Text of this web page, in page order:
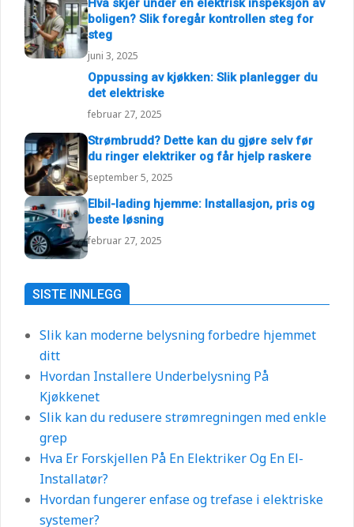
mars 6, 2025
Hva skjer under en elektrisk inspeksjon av
boligen? Slik foregår kontrollen steg for
steg
juni 3, 2025
Oppussing av kjøkken: Slik planlegger du
februar 27, 2025
Strømbrudd? Dette kan du gjøre selv før
september 5, 2025
Elbil-lading hjemme: Installasjon, pris og
SISTE INNLEGG
Slik kan moderne belysning forbedre hjemmet
ditt
Hvordan Installere Underbelysning På
Kjøkkenet
Slik kan du redusere strømregningen med enkle
grep
Hva Er Forskjellen På En Elektriker Og En El-
Installatør?